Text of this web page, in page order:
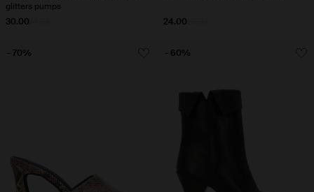
glitters pumps
30.00 24.00
- 70% - 60%